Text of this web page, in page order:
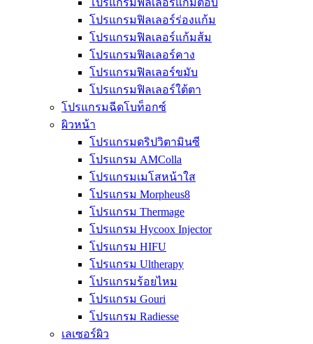
โปรแกรมฟิลเลอร์ร่องแก้ม
โปรแกรมฟิลเลอร์แก้มส้ม
โปรแกรมฟิลเลอร์คาง
โปรแกรมฟิลเลอร์ขมับ
โปรแกรมฟิลเลอร์ใต้ตา
โปรแกรมฉีดโบท็อกซ์
ผิวหน้า
โปรแกรมดริปวิตามินซี
โปรแกรม AMColla
โปรแกรมเมโสหน้าใส
โปรแกรม Morpheus8
โปรแกรม Thermage
โปรแกรม Hycoox Injector
โปรแกรม HIFU
โปรแกรม Ultherapy
โปรแกรมร้อยไหม
โปรแกรม Gouri
โปรแกรม Radiesse
เลเซอร์ผิว